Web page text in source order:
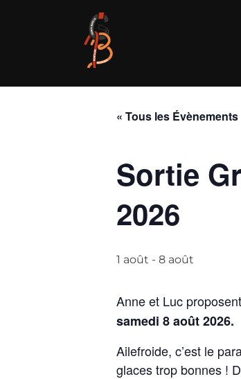
« Tous les Évènements
Sortie
2026
1 août - 8 août
Anne et Luc
samedi 8 août 2026.
Ailefroide, c’est le
glaces trop bonnes !